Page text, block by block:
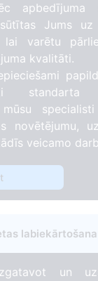
apbedījuma
Jums
lai varētu
kvalitāti.
standarta
mūsu
novētējumu,
veicamo
labiekārtošana
un